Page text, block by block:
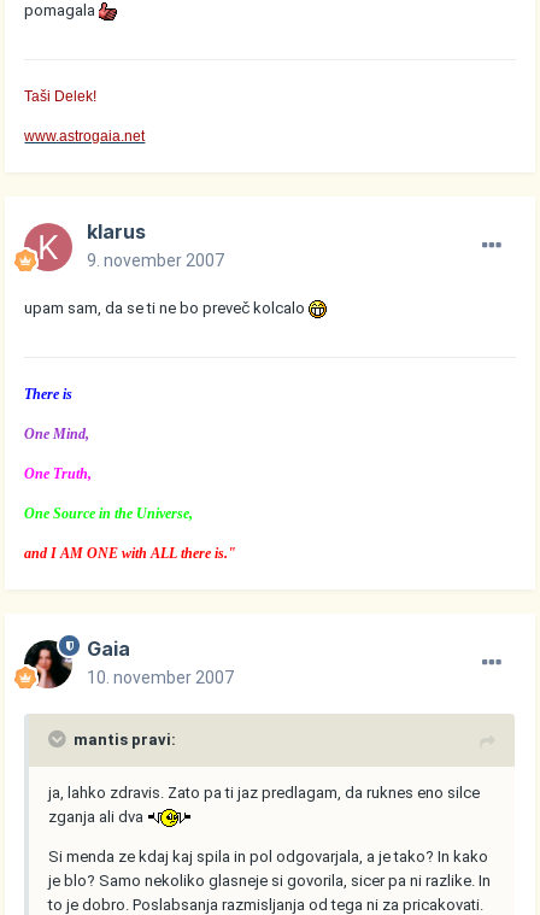
pomagala
Taši Delek!
www.astrogaia.net
klarus
9. november 2007
upam sam, da se ti ne bo preveč kolcalo
There is
One Mind,
One Truth,
One Source in the Universe,
and I AM ONE with ALL there is."
Gaia
10. november 2007
mantis pravi:
ja, lahko zdravis. Zato pa ti jaz predlagam, da ruknes eno silce
zganja ali dva
Si menda ze kdaj kaj spila in pol odgovarjala, a je tako? In kako
je blo? Samo nekoliko glasneje si govorila, sicer pa ni razlike. In
to je dobro. Poslabsanja razmisljanja od tega ni za pricakovati.